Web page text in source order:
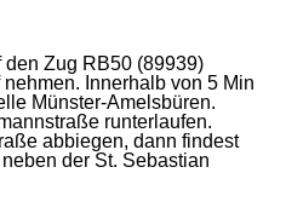
den Zug RB50 (89939)
Innerhalb von 5 Min
Münster-Amelsbüren.
runterlaufen.
abbiegen, dann findest
der St. Sebastian